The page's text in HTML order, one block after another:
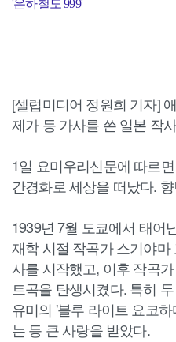
'은하철도 999'
[셀럽미디어 정원희 기자]
제가 등 가사를 쓴 일본 작
1일 요미우리신문에 따르
간경화로 세상을 떠났다.
1939년 7월 도쿄에서 태어
재학 시절 작곡가 스기야
사를 시작했고, 이후 작곡
트곡을 탄생시켰다. 특히
유미의 '블루 라이트 요코
는 등 큰 사랑을 받았다.